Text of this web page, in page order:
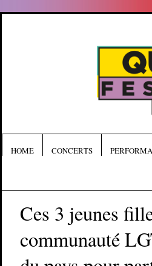
HOME CONCERTS
Ces 3 jeunes
communauté